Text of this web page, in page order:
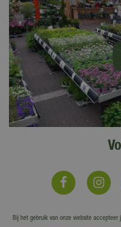
Bij het gebruik van onze website accepteer